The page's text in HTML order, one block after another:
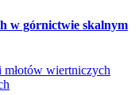
w górnictwie skalnym
młotów wiertniczych